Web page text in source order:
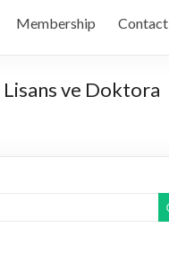
Membership
ve Doktora